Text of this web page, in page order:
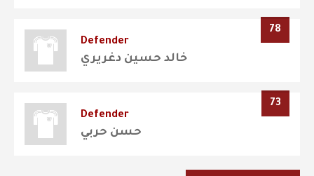
78
Defender
خالد حسين دغريري
73
Defender
حسن حربي